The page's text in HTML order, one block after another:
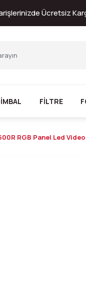
Ücretsiz
FİLTRE
RGB Panel Led Video